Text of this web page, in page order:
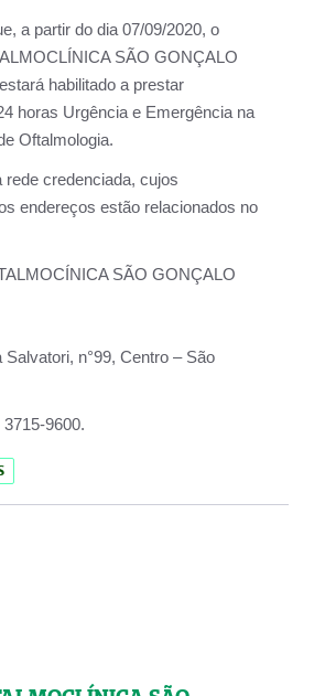
a partir do dia07/09/2020, o
SÃO GONÇALO
habilitado a prestar
horas Urgência e Emergência na
Oftalmologia.
rede credenciada, cujos
endereços estão relacionados no
SÃO GONÇALO
Salvatori, n°99, Centro – São
3715-9600.